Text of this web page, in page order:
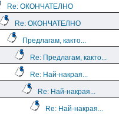
Re: ОКОНЧАТЕЛНО
Re: ОКОНЧАТЕЛНО
Предлагам, както...
Re: Предлагам, както...
Re: Най-накрая...
Re: Най-накрая...
Re: Най-накрая...